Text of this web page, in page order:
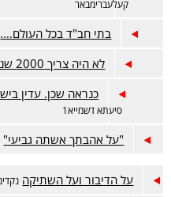
קעלעברימבאר
בתי חב"ד בכל העולם….
לא היה צריך 2000 שנה בשביל זה
כנראה שכן. עדין
סיעתא דשמייא1
"על אהבתך אשתה גביעי"
על הדיבור ועל השתיקה